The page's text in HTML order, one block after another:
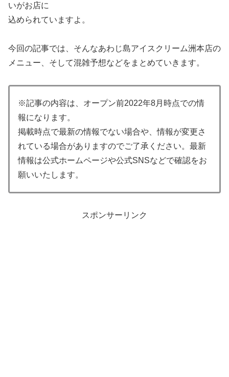
いがお店に
込められていますよ。
今回の記事では、そんなあわじ島アイスクリーム洲本店の
メニュー、そして混雑予想などをまとめていきます。
※記事の内容は、オープン前2022年8月時点での情
報になります。
掲載時点で最新の情報でない場合や、情報が変更さ
れている場合がありますのでご了承ください。最新
情報は公式ホームページや公式SNSなどで確認をお
願いいたします。
スポンサーリンク